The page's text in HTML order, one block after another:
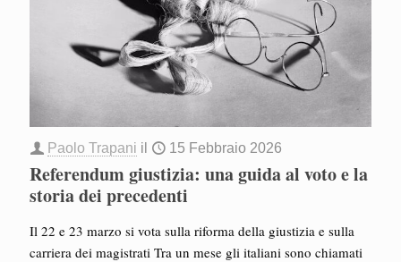
Paolo Trapani il 15 Febbraio 2026
Referendum giustizia: una guida al voto e la
storia dei precedenti
Il 22 e 23 marzo si vota sulla riforma della giustizia e sulla
carriera dei magistrati Tra un mese gli italiani sono chiamati